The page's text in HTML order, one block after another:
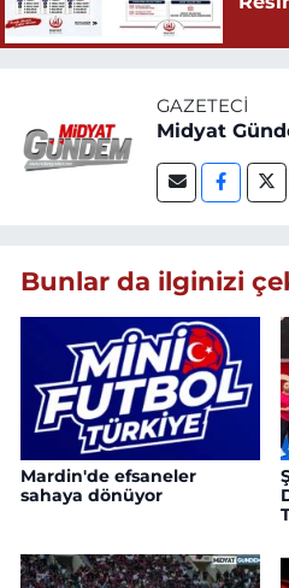
GAZETECI
Midyat
Bunlar da ilginizi
Mardin'de efsaneler
sahaya dönüyor